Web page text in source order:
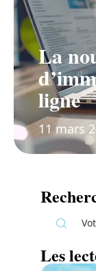
La
ligne
11 mars
Les